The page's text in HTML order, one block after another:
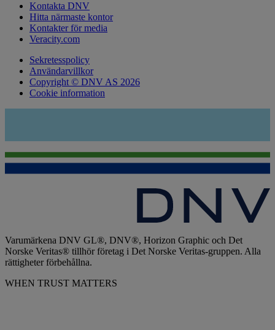
Kontakta DNV
Hitta närmaste kontor
Kontakter för media
Veracity.com
Sekretesspolicy
Användarvillkor
Copyright © DNV AS 2026
Cookie information
Varumärkena DNV GL®, DNV®, Horizon Graphic och Det
Norske Veritas® tillhör företag i Det Norske Veritas-gruppen. Alla
rättigheter förbehållna.
WHEN TRUST MATTERS